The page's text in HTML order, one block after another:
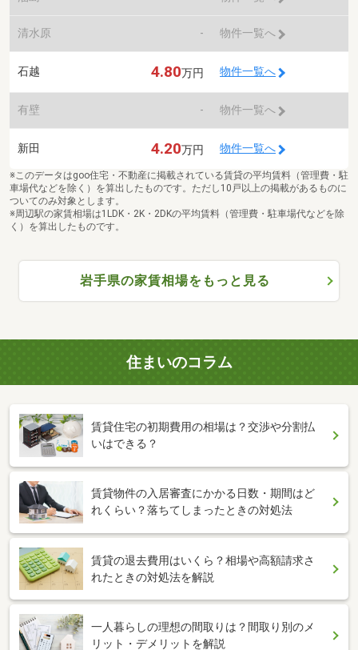
清水原 - 物件一覧へ
石越 4.80万円 物件一覧へ
有壁 - 物件一覧へ
新田 4.20万円 物件一覧へ
※このデータはgoo住宅・不動産に掲載されている賃貸の平均賃料（管理費・駐
車場代などを除く）を算出したものです。ただし10戸以上の掲載があるものに
ついてのみ対象とします。
※周辺駅の家賃相場は1LDK・2K・2DKの平均賃料（管理費・駐車場代などを除
く）を算出したものです。
岩手県の家賃相場をもっと見る
住まいのコラム
賃貸住宅の初期費用の相場は？交渉や分割払
いはできる？
賃貸物件の入居審査にかかる日数・期間はど
れくらい？落ちてしまったときの対処法
賃貸の退去費用はいくら？相場や高額請求さ
れたときの対処法を解説
一人暮らしの理想の間取りは？間取り別のメ
リット・デメリットを解説